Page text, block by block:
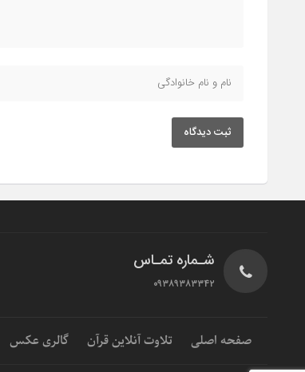
ثبت دیدگاه
شـماره تمـاس
۰۹۳۸۹۳۸۳۳۴۲
صفحه اصلی تلاوت آنلاین قرآن گالری عکس